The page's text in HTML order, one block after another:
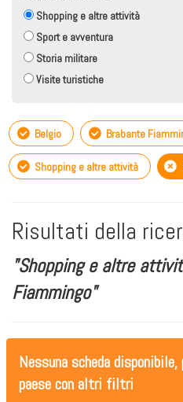
Shopping e altre attività
Sport e avventura
Storia militare
Visite turistiche
Belgio Brabante
Shopping e altre attività
Risultati della
"Shopping e altre
Fiammingo"
Nessuna scheda
paese con altri filtri